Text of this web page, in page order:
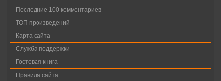
Последние 100 комментариев
ТОП произведений
Карта сайта
Служба поддержки
Гостевая книга
Правила сайта